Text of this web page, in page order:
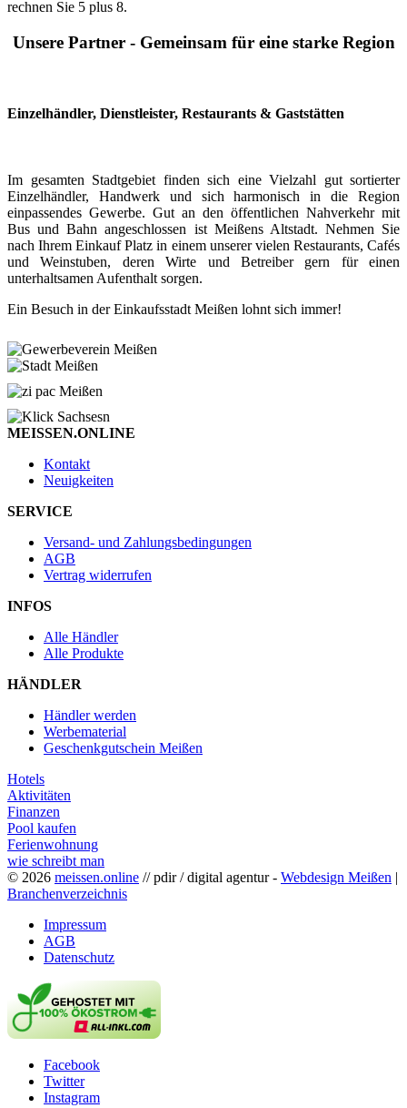
rechnen Sie 5 plus 8.
Unsere Partner - Gemeinsam für eine starke Region
Einzelhändler, Dienstleister, Restaurants & Gaststätten
Im gesamten Stadtgebiet finden sich eine Vielzahl gut sortierter
Einzelhändler, Handwerk und sich harmonisch in die Region
einpassendes Gewerbe. Gut an den öffentlichen Nahverkehr mit
Bus und Bahn angeschlossen ist Meißens Altstadt. Nehmen Sie
nach Ihrem Einkauf Platz in einem unserer vielen Restaurants, Cafés
und Weinstuben, deren Wirte und Betreiber gern für einen
unterhaltsamen Aufenthalt sorgen.
Ein Besuch in der Einkaufsstadt Meißen lohnt sich immer!
MEISSEN.ONLINE
Kontakt
Neuigkeiten
SERVICE
Versand- und Zahlungsbedingungen
AGB
Vertrag widerrufen
INFOS
Alle Händler
Alle Produkte
HÄNDLER
Händler werden
Werbematerial
Geschenkgutschein Meißen
Hotels
Aktivitäten
Finanzen
Pool kaufen
Ferienwohnung
wie schreibt man
© 2026 meissen.online // pdir / digital agentur - Webdesign Meißen |
Branchenverzeichnis
Impressum
AGB
Datenschutz
Facebook
Twitter
Instagram